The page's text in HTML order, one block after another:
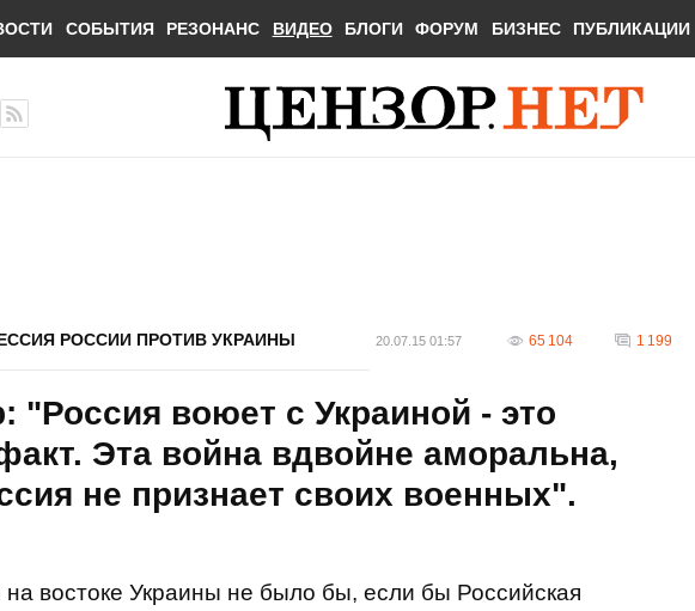
СОБЫТИЯ РЕЗОНАНС ВИДЕО БЛОГИ ФОРУМ БИЗНЕС ПУБЛИКАЦИИ
РОССИИ ПРОТИВ УКРАИНЫ
20.07.15 01:57 65 104 1 199
"Россия воюет с Украиной - это
Эта война вдвойне аморальна,
не признает своих военных".
на востоке Украины не было бы, если бы Российская